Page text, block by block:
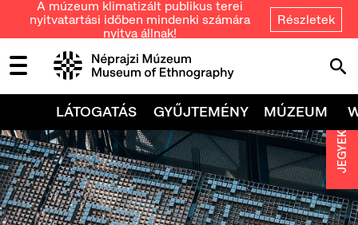
A múzeum klimatizált publikus terei
nyitvatartási időben mindenki számára
nyitva állnak!
Részletek
LÁTOGATÁS GYŰJTEMÉNY MÚZEUM
JEGYEK